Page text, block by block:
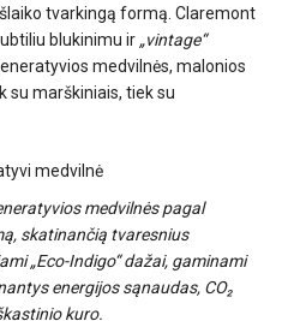
tvarkingą formą. Claremont
blukinimu ir „vintage“
medvilnės, malonios
su marškiniais, tiek su
medvilnė
medvilnės pagal
skatinančią tvaresnius
„Eco-Indigo“ dažai, gaminami
energijos sąnaudas, CO₂
kuro.